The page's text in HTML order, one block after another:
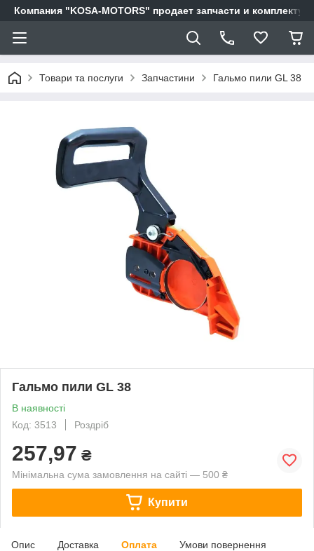
Компания "KOSA-MOTORS" продает запчасти и
Товари та послуги Запчастини Гальмо пили GL 38
Гальмо пили GL 38
В наявності
Код: 3513
Роздріб
257,97 ₴
Мінімальна сума замовлення на сайті — 500 ₴
Купити
Опис Доставка Оплата Умови повернення